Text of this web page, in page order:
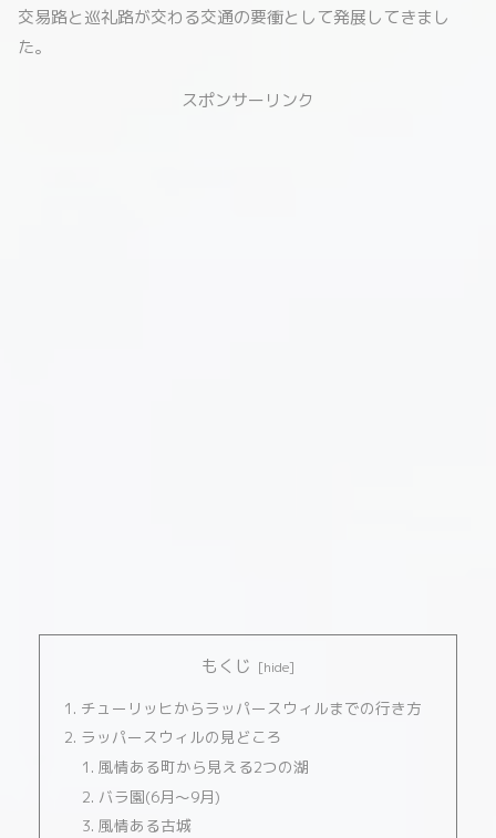
交易路と巡礼路が交わる交通の要衝として発展してきまし
た。
スポンサーリンク
もくじ
チューリッヒからラッパースウィルまでの行き方
ラッパースウィルの見どころ
風情ある町から見える2つの湖
バラ園(6月～9月)
風情ある古城